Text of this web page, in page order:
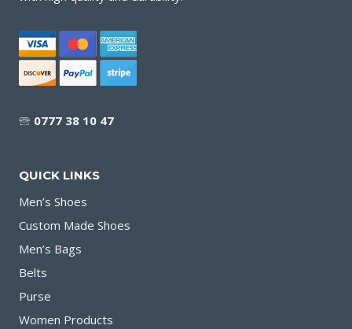
🕾 0777 38 10 47
QUICK LINKS
Men’s Shoes
Custom Made Shoes
Men’s Bags
Belts
Purse
Women Products